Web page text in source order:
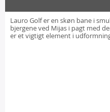
Lauro Golf er en skøn bane i
bjergene ved Mijas i pagt med
er et vigtigt element i